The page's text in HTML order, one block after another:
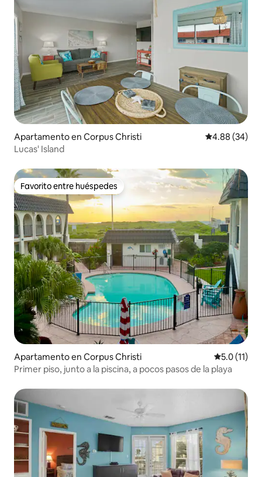
Apartamento en Corpus Christi Calificación
4.88 (34)
Lucas' Island
Favorito entre huéspedes
Favorito entre huéspedes
Apartamento en Corpus Christi Calificación
5.0 (11)
Primer piso, junto a la piscina, a pocos pasos de la playa